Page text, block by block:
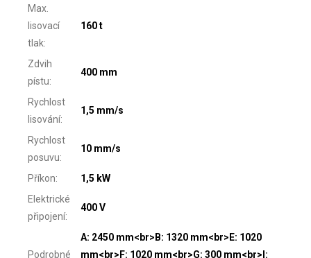
Max.
lisovací
tlak:
160 t
Zdvih
pístu:
400 mm
Rychlost
lisování:
1,5 mm/s
Rychlost
posuvu:
10 mm/s
Příkon:
1,5 kW
Elektrické
připojení:
400 V
Podrobné
A: 2450 mm<br>B: 1320 mm<br>E: 1020
mm<br>F: 1020 mm<br>G: 300 mm<br>I: